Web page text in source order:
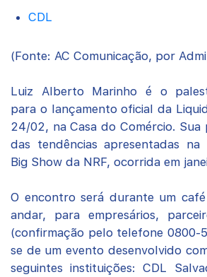
CDL
(Fonte: AC Comunicação, por
Luiz Alberto Marinho é o
para o lançamento oficial da
24/02, na Casa do Comércio.
das tendências apresentadas
Big Show da NRF, ocorrida em
O encontro será durante um
andar, para empresários,
(confirmação pelo telefone 0800-
se de um evento desenvolvido
seguintes instituições: CDL